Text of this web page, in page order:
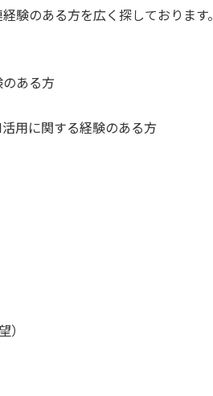
験のある方を広く探しております。
ある方
用に関する経験のある方